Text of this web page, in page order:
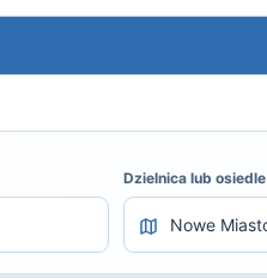
Dzielnica lub osiedle